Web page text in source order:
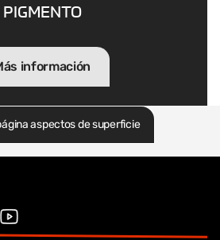
PIGMENTO
información
aspectos de superficie
en Pinterest
en Instagram
Visita nuestro canal de Youtube